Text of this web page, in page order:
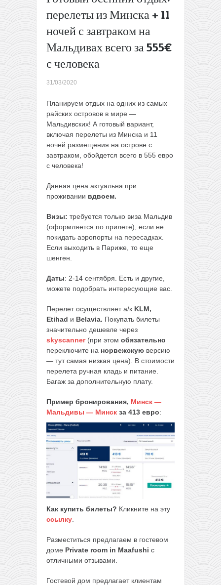
перелеты из Минска + 11
ночей с завтраком на
Мальдивах всего за 555€
с человека
31/03/2020
Планируем отдых на одних из самых
райских островов в мире —
Мальдивских! А готовый вариант,
включая перелеты из Минска и 11
ночей размещения на острове с
завтраком, обойдется всего в 555 евро
с человека!
Данная цена актуальна при
проживании вдвоем.
Визы: требуется только виза Мальдив
(оформляется по прилете), если не
покидать аэропорты на пересадках.
Если выходить в Париже, то еще
шенген.
Даты: 2-14 сентября. Есть и другие,
можете подобрать интересующие вас.
Перелет осуществляет а/к KLM,
Etihad и Belavia. Покупать билеты
значительно дешевле через
skyscanner(при этом обязательно
переключите на норвежскую версию
— тут самая низкая цена). В стоимости
перелета ручная кладь и питание.
Багаж за дополнительную плату.
Пример бронирования, Минск —
Мальдивы — Минск за 413 евро:
Как купить билеты? Кликните на эту
ссылку
Разместиться предлагаем в гостевом
доме Private room in Maafushi с
отличными отзывами.
Гостевой дом предлагает клиентам
Хилтон в
19€ с